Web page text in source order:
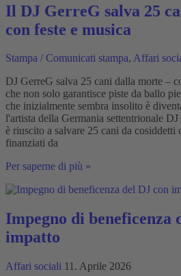
canile
di
sterminio
Romania
DJ
GerreG
salva
ancora
una
volta
vita
Il DJ GerreG salva 25
con feste e musica
Stampa / Comunicati stampa, Affari
DJ GerreG salva 25 cani dalla morte –
che non solo garantisce piste da ballo
che inizialmente sembra insolito è
l'artista della Germania settentrionale
è riuscito a salvare 25 cani da cosiddetti
finanziati da
Il
GerreG
25
cani
dalla
–
Per saperne di più »
Impegno di beneficenza
impatto
Affari sociali 11. Aprile 2026